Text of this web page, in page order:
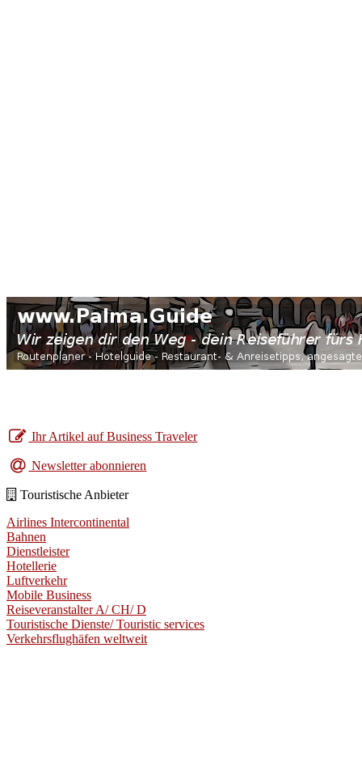
Ihr Artikel auf Business Traveler
Newsletter abonnieren
Touristische Anbieter
Airlines Intercontinental
Bahnen
Dienstleister
Hotellerie
Luftverkehr
Mobile Business
Reiseveranstalter A/ CH/ D
Touristische Dienste/ Touristic services
Verkehrsflughäfen weltweit